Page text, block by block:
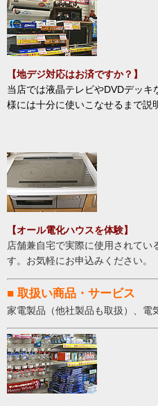
【地デジ対応はお済ですか？ 】
当店では液晶テレビやDVDデッ
様には十分に使いこなせるまで説
【オール電化ハウスを体験】
店舗兼自宅で実際に使用されてい
す。お気軽にお申込みください。
■ 取扱い商品・サービス
家電製品（他社製品も取扱）、電